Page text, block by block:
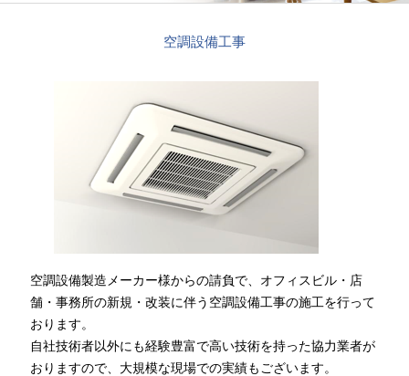
空調設備工事
空調設備製造メーカー様からの請負で、オフィスビル・店
舗・事務所の新規・改装に伴う空調設備工事の施工を行って
おります。
自社技術者以外にも経験豊富で高い技術を持った協力業者が
おりますので、大規模な現場での実績もございます。